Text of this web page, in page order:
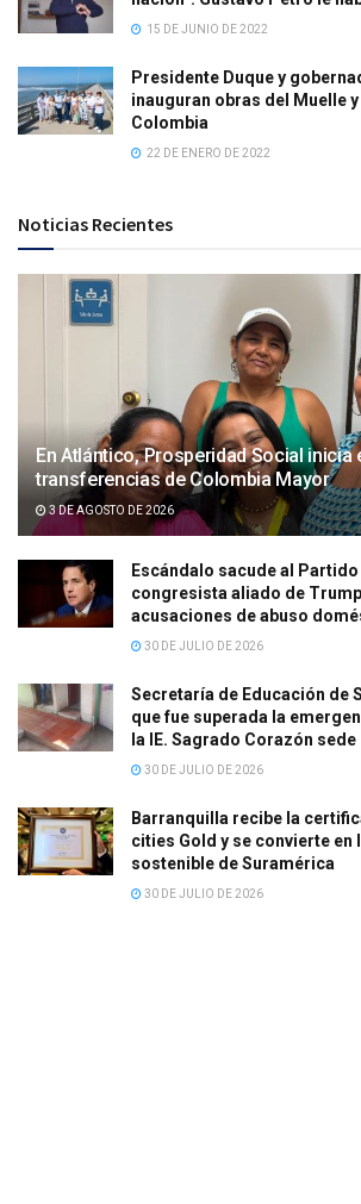
15 DE JUNIO DE 2022
Presidente Duque y
inauguran obras del Muelle
Colombia
22 DE ENERO DE 2022
Noticias Recientes
En Atlántico, Prosperidad Social inicia
transferencias de Colombia Mayor
3 DE AGOSTO DE 2026
Escándalo sacude al
congresista aliado de
acusaciones de abuso
30 DE JULIO DE 2026
Secretaría de Educación de
que fue superada la
la IE. Sagrado Corazón
30 DE JULIO DE 2026
Barranquilla recibe la
cities Gold y se convierte en
sostenible de Suramérica
30 DE JULIO DE 2026